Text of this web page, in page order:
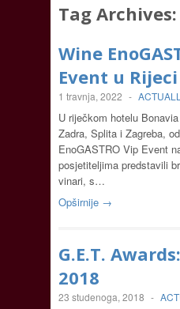
Tag Archives:
Wine
Event u Rijeci
1 travnja, 2022 -
U riječkom hotelu
Zadra, Splita i Zagreba,
EnoGASTRO Vip Event
posjetiteljima predstavili
vinari, s…
Opširnije →
G.E.T.
2018
23 studenoga, 2018 -